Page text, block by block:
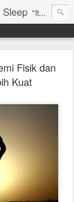
"Its my life to be exist in the world"
Fisik dan
Kuat